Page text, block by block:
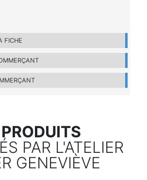
FICHE
PRODUITS
PAR L'ATELIER
GENEVIÈVE